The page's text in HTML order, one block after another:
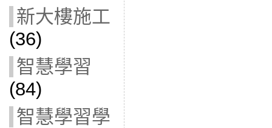
新大樓施工
(36)
智慧學習
(84)
智慧學習學